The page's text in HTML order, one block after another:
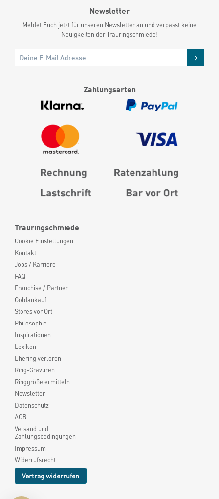
Trauringschmiede
Cookie Einstellungen
Kontakt
Jobs / Karriere
FAQ
Franchise / Partner
Goldankauf
Stores vor Ort
Philosophie
Inspirationen
Lexikon
Ehering verloren
Ring-Gravuren
Ringgröße ermitteln
Newsletter
Datenschutz
AGB
Versand und
Zahlungsbedingungen
Impressum
Widerrufsrecht
Vertrag widerrufen
Newsletter
Meldet Euch jetzt für unseren Newsletter an und verpasst keine
Neuigkeiten der Trauringschmiede!
Zahlungsarten